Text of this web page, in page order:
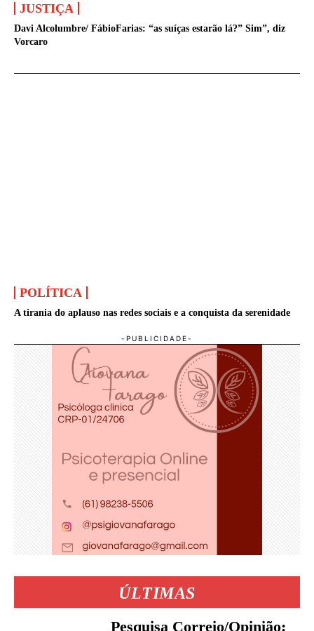
JUSTIÇA
Davi Alcolumbre/ FábioFarias: “as suíças estarão lá?” Sim”, diz
Vorcaro
POLÍTICA
A tirania do aplauso nas redes sociais e a conquista da serenidade
ÚLTIMAS
Pesquisa Correio/Opinião: